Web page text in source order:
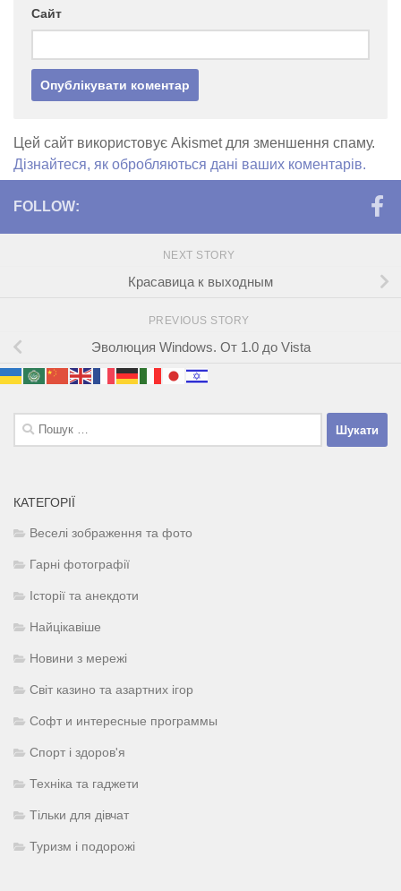
Сайт
Цей сайт використовує Akismet для зменшення спаму.
Дізнайтеся, як обробляються дані ваших коментарів.
FOLLOW:
NEXT STORY
Красавица к выходным
PREVIOUS STORY
Эволюция Windows. От 1.0 до Vista
Пошук:
КАТЕГОРІЇ
Веселі зображення та фото
Гарні фотографії
Історії та анекдоти
Найцікавіше
Новини з мережі
Світ казино та азартних ігор
Софт и интересные программы
Спорт і здоров'я
Техніка та гаджети
Тільки для дівчат
Туризм і подорожі